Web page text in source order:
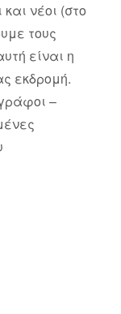
νέοι (στο
τους
είναι η
εκδρομή.
–